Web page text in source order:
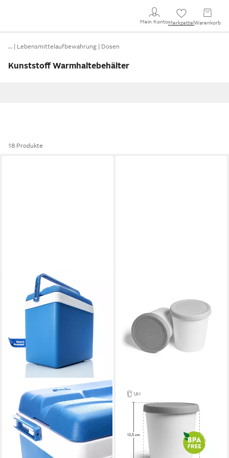
Mein KontoMerkzettel Warenkorb
… Lebensmittelaufbewahrung Dosen
Kunststoff Warmhaltebehälter
18 Produkte